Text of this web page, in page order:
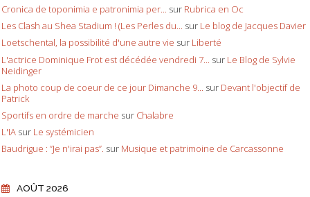
Cronica de toponimia e patronimia per... sur Rubrica en Oc
Les Clash au Shea Stadium ! (Les Perles du... sur Le blog de Jacques Davier
Loetschental, la possibilité d'une autre vie sur Liberté
L'actrice Dominique Frot est décédée vendredi 7... sur Le Blog de Sylvie
Neidinger
La photo coup de coeur de ce jour Dimanche 9... sur Devant l'objectif de
Patrick
Sportifs en ordre de marche sur Chalabre
L'IA sur Le systémicien
Baudrigue : ”Je n'irai pas”. sur Musique et patrimoine de Carcassonne
AOÛT 2026